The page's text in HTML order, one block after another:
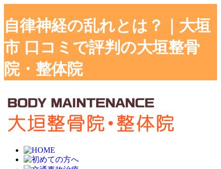
自律神経の乱れとは？｜大垣
市 口コミで評判の大垣整骨
院・整体院